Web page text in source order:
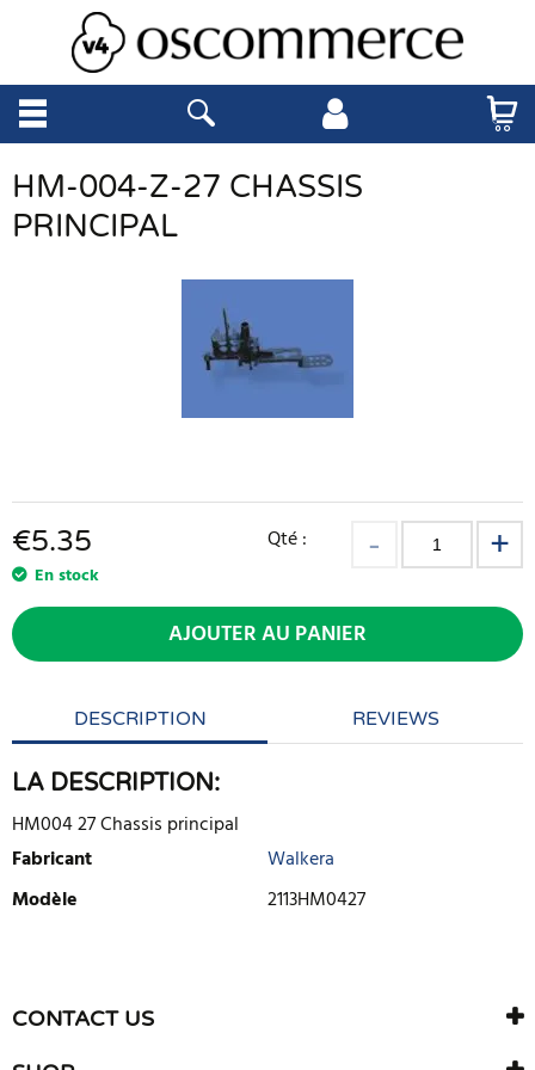
HM-004-Z-27 CHASSIS
PRINCIPAL
€5.35
En stock
Qté :
AJOUTER AU PANIER
DESCRIPTION REVIEWS
LA DESCRIPTION:
HM004 27 Chassis principal
Fabricant
Walkera
Modèle
2113HM0427
Il n'y a aucun avis sur ce produit. Soyez le premier à écrire un
avis
CONTACT US